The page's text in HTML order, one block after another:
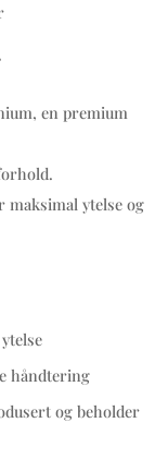
en premium
ytelse og
håndtering
og beholder